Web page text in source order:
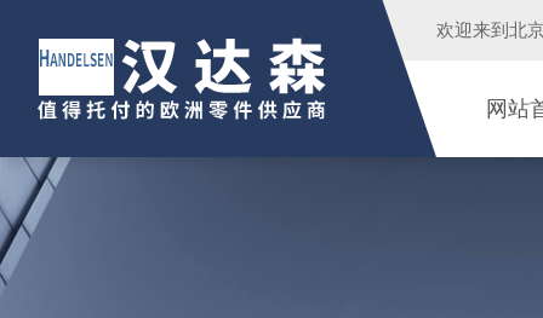
欢迎来到 北
网站